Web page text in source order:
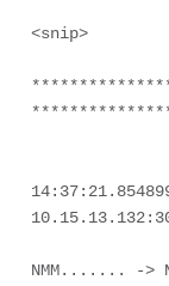
<snip>
NMM....... ->